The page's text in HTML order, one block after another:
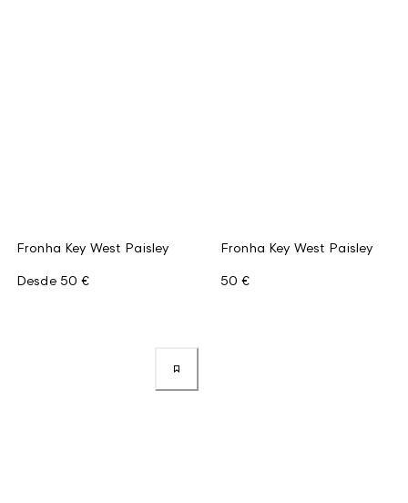
Fronha Key West Paisley
Desde 50 €
Fronha Key West Paisley
50 €